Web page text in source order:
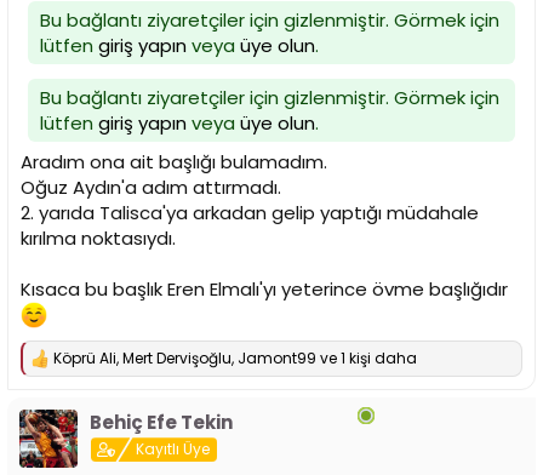
a
t
a
n
a
r
h
i
Bu bağlantı ziyaretçiler için gizlenmiştir. Görmek için
lütfen giriş yapınveya üye olun.
Bu bağlantı ziyaretçiler için gizlenmiştir. Görmek için
lütfen giriş yapınveya üye olun.
Aradım ona ait başlığı bulamadım.
Oğuz Aydın'a adım attırmadı.
2. yarıda Talisca'ya arkadan gelip yaptığı müdahale
kırılma noktasıydı.
Kısaca bu başlık Eren Elmalı'yı yeterince övme başlığıdır
T
p
k
i
l
Köprü Ali,Mert Dervişoğlu, Jamont99 ve 1 kişi daha
Behiç Efe Tekin
Kayıtlı Üye